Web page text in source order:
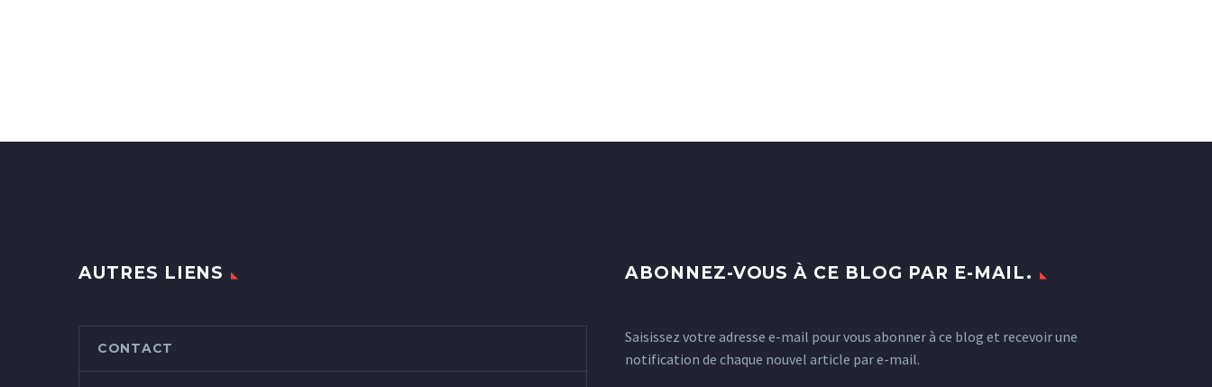
AUTRES LIENS
CONTACT
ABONNEZ-VOUS À CE BLOG PAR E-MAIL.
Saisissez votre adresse e-mail pour vous abonner à ce blog et recevoir une
notification de chaque nouvel article par e-mail.